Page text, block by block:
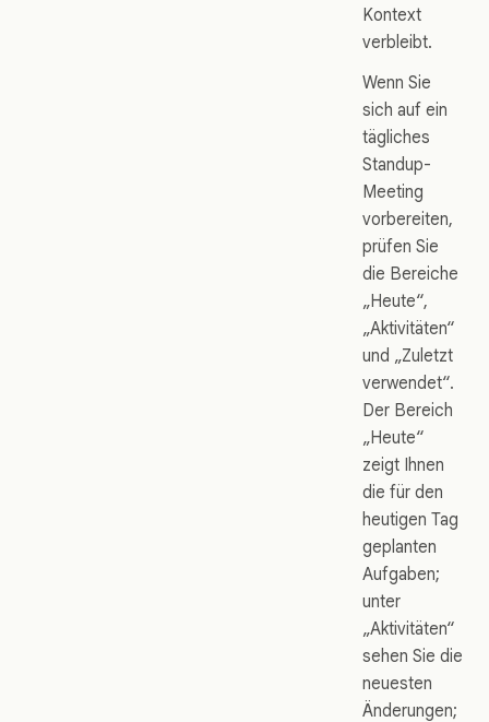
Kontext
verbleibt.
Wenn Sie
sich auf ein
tägliches
Standup-
Meeting
vorbereiten,
prüfen Sie
die Bereiche
„Heute“,
„Aktivitäten“
und „Zuletzt
verwendet“.
Der Bereich
„Heute“
zeigt Ihnen
die für den
heutigen Tag
geplanten
Aufgaben;
unter
„Aktivitäten“
sehen Sie die
neuesten
Änderungen;